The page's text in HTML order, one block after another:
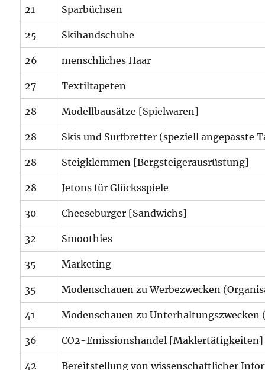
21 Sparbüchsen
25 Skihandschuhe
26 menschliches Haar
27 Textiltapeten
28 Modellbausätze [Spielwaren]
28 Skis und Surfbretter (speziell angepasste
28 Steigklemmen [Bergsteigerausrüstung]
28 Jetons für Glücksspiele
30 Cheeseburger [Sandwichs]
32 Smoothies
35 Marketing
35 Modenschauen zu Werbezwecken
41 Modenschauen zu
36 CO2-Emissionshandel [Maklertätigkeiten]
42 Bereitstellung von wissenschaftlicher